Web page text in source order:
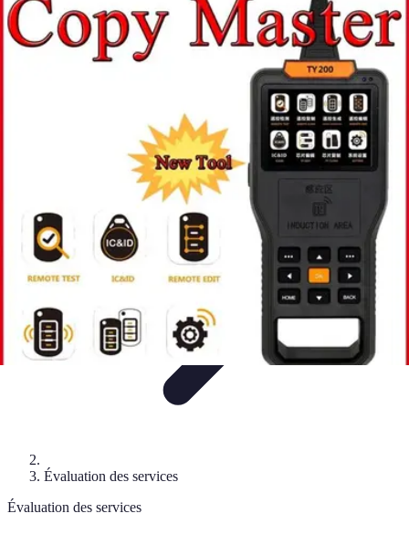
Serrurier Rapide Paris
Choix du serrurier
Conseils et AstucesConseils Pratiques
Choisir un
Serrurier
Produits et Services
Évaluation des services
Évaluation des services